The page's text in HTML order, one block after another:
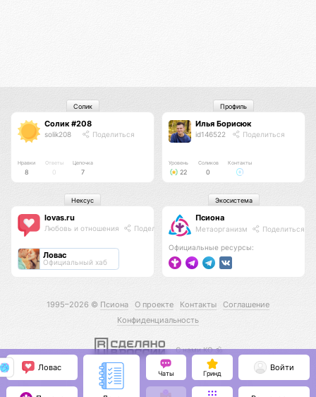
Солик #208
solik208 Поделиться
Нравки
8
Ответы
0
Цепочка
7
Солик
Илья Борисюк
id146522 Поделиться
Уровень
22
Соликов
0
Контакты
Профиль
lovas.ru
Любовь и отношения Поделиться
Ловас
Официальный хаб
Нексус
Псиона
Метаорганизм Поделиться
Официальные ресурсы:
Экосистема
1995–2026 © Псиона О проекте Контакты
Соглашение
Конфиденциальность
С нами КО 🕉️
Ловас
Чаты Гринд
Войти